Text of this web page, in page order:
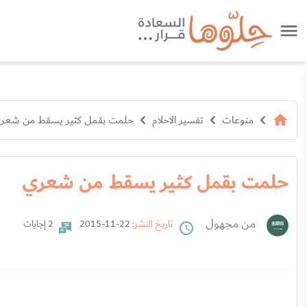
منوعات تفسير الاحلام حلمت بقمل كثير يسقط من
حلمت بقمل كثير يسقط من شعري
من مجهول تاريخ النشر: 2 إجابات